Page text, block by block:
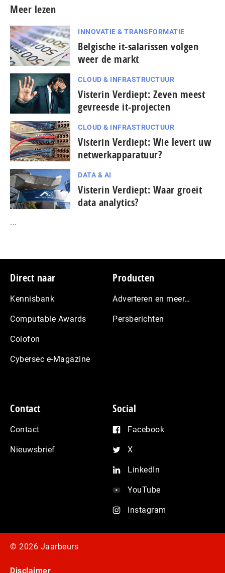
Meer lezen
INNOVATIE & TRANSFORMATIE
Belgische it-salarissen volgen
weer de markt
CLOUD & INFRASTRUCTUUR
Visterin Verdiept: Zeven meest
gevreesde it-projecten
CLOUD & INFRASTRUCTUUR
Visterin Verdiept: Wie levert uw
netwerkapparatuur?
DATA & AI
Visterin Verdiept: Waar groeit
data analytics?
...
Footer
Direct naar
Kennisbank
Computable Awards
Colofon
Cybersec e-Magazine
Producten
Adverteren en meer…
Persberichten
Contact
Contact
Nieuwsbrief
Social
Facebook
X
LinkedIn
YouTube
Instagram
© 2026 Jaarbeurs
Disclaimer